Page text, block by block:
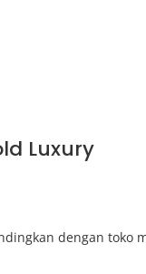
Luxury
dengan toko